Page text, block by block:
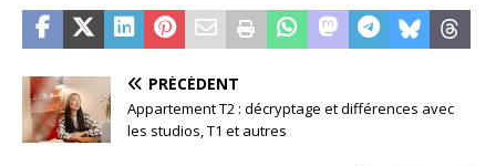
PRÉCÉDENT
Appartement T2 : décryptage et différences avec
les studios, T1 et autres